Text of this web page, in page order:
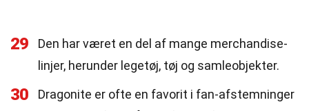
29
Den har været en del af mange merchandise-
linjer, herunder legetøj, tøj og samleobjekter.
30
Dragonite er ofte en favorit i fan-afstemninger